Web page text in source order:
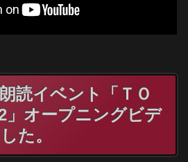
読イベント「ＴＯ
」オープニングビデ
た。